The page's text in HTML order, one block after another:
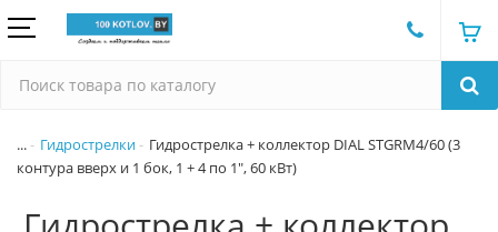
... Гидрострелки
Гидрострелка + коллектор DIAL STGRM4/60 (3
контура вверх и 1 бок, 1 + 4 по 1", 60 кВт)